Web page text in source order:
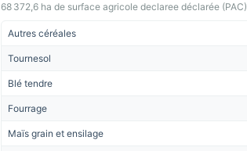
68 372,6 ha de surface agricole declaree déclarée (PAC)
Autres céréales
Tournesol
Blé tendre
Fourrage
Maïs grain et ensilage